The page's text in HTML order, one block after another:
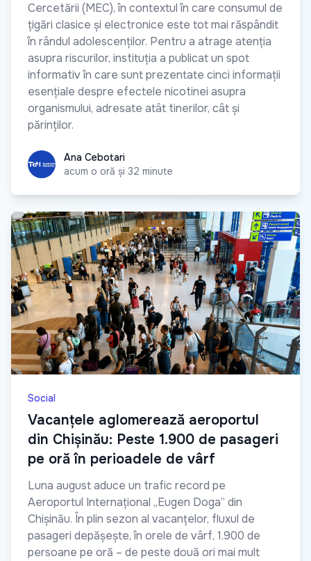
Cercetării (MEC), în contextul în care consumul de
țigări clasice și electronice este tot mai răspândit
în rândul adolescenților. Pentru a atrage atenția
asupra riscurilor, instituția a publicat un spot
informativ în care sunt prezentate cinci informații
esențiale despre efectele nicotinei asupra
organismului, adresate atât tinerilor, cât și
părinților.
Ana CebotariAna Cebotari
acum o oră și 32 minute
Social
Vacanțele aglomerează aeroportul
din Chișinău: Peste 1.900 de pasageri
pe oră în perioadele de vârf
Luna august aduce un trafic record pe
Aeroportul Internațional „Eugen Doga” din
Chișinău. În plin sezon al vacanțelor, fluxul de
pasageri depășește, în orele de vârf, 1.900 de
persoane pe oră – de peste două ori mai mult